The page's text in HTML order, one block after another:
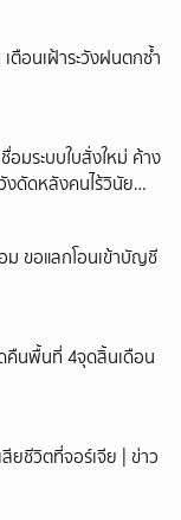
ตือนเฝ้าระวังฝนตกซ้ำ
อมระบบใบสั่งใหม่ ค้าง
งดัดหลังคนไร้วินัย
ขอแลกโอนเข้าบัญชี
คืนพื้นที่ 4จุดสิ้นเดือน
ยชีวิตที่จอร์เจีย | ข่าว